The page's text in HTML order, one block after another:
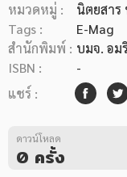
หมวดหมู่หนัง
หมวดหมู่ยอดนิย
หนังสือออกใหม่
หมวดหมู่ :
นิตยสา
Tags :
E-Mag
สำนักพิมพ์ : บมจ. อ
ISBN :
-
แชร์ :
ดาวน์โหลด
0 ครั้ง